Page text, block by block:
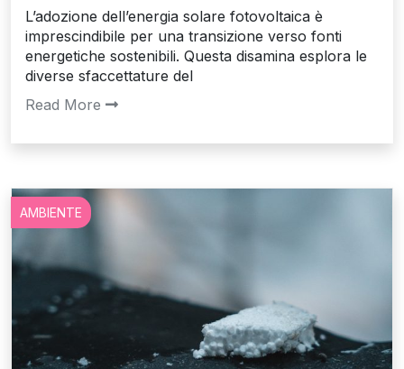
L’adozione dell’energia solare fotovoltaica è
imprescindibile per una transizione verso fonti
energetiche sostenibili. Questa disamina esplora le
diverse sfaccettature del
Read More
AMBIENTE